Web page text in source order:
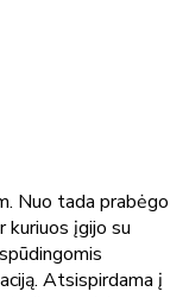
Nuo tada prabėgo
kuriuos įgijo su
Atsispirdama į